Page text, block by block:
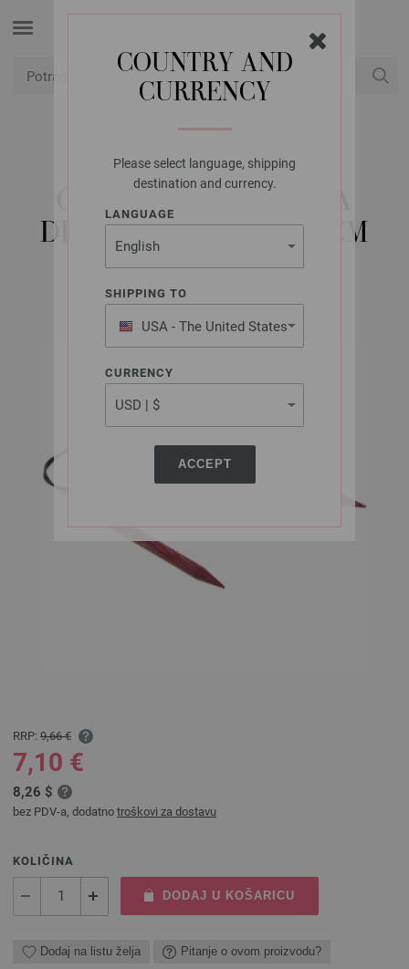
COUNTRY AND
CURRENCY
Please select language, shipping
destination and currency.
LANGUAGE
SHIPPING TO
USA - The United States
of America
CURRENCY
ACCEPT
LANA GROSSA
OKRUGLA IGLA BOJA
DRVO-DIZAJN 8,0/60CM
RRP: 9,66 €
7,10 €
8,26 $
bez PDV-a, dodatno troškovi za dostavu
KOLIČINA
DODAJ U KOŠARICU
Dodaj na listu želja Pitanje o ovom proizvodu?